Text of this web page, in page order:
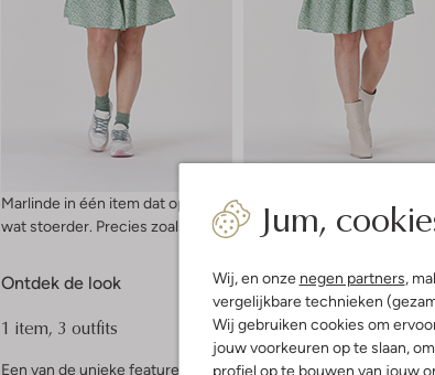
Jum,
Wij, en onze negen partners,
vergelijkbare technieken
Wij gebruiken cookies om
jouw voorkeuren op te slaan,
profiel op te bouwen van jouw
Marlinde in één item dat op drie verschillende manieren is
wat stoerder. Precies zoals haar stijl. Ontdek deze jurk vanNa-
Ontdek de look
1 item, 3 outfits
Een van de unieke features bij Omoda is het concept ‘ontdek